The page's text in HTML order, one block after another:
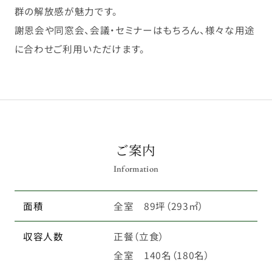
群の解放感が魅力です。
謝恩会や同窓会、会議・セミナーはもちろん、様々な用途
に合わせご利用いただけます。
ご案内
Information
面積 全室 89坪（293㎡）
収容人数
正餐（立食）
全室 140名（180名）